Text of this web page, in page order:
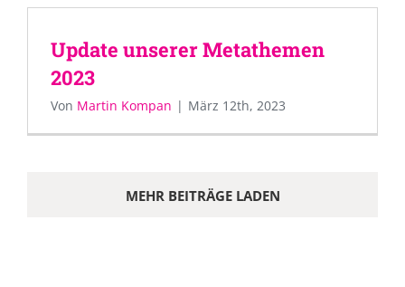
Update unserer Metathemen
2023
Von Martin Kompan | März 12th, 2023
MEHR BEITRÄGE LADEN